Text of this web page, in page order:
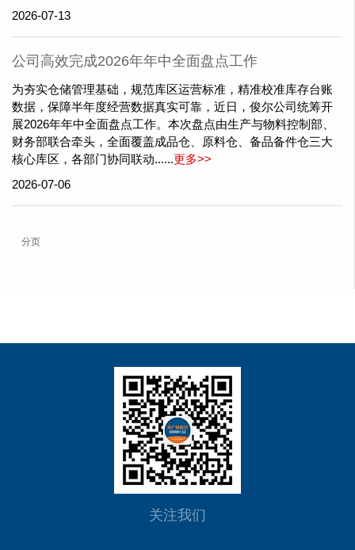
2026-07-13
公司高效完成2026年年中全面盘点工作
为夯实仓储管理基础，规范库区运营标准，精准校准库存台账
数据，保障半年度经营数据真实可靠，近日，俊尔公司统筹开
展2026年年中全面盘点工作。本次盘点由生产与物料控制部、
财务部联合牵头，全面覆盖成品仓、原料仓、备品备件仓三大
核心库区，各部门协同联动......更多>>
2026-07-06
分页
关注我们